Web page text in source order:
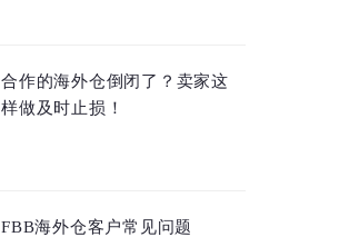
合作的海外仓倒闭了？卖家这
样做及时止损！
FBB海外仓客户常见问题